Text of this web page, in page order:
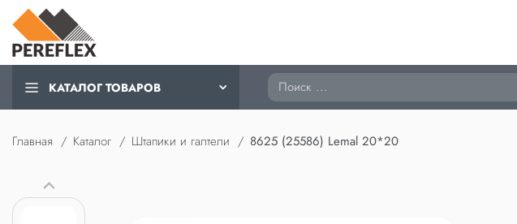
КАТАЛОГ ТОВАРОВ Поиск
Главная Каталог Штапики и галтели 8625 (25586) Lemal 20*20